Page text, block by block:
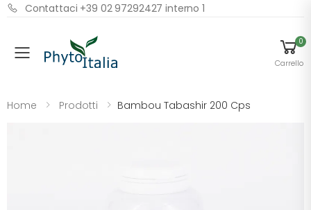
Contattaci +39 02 97292427 interno 1
Menu
0
Carrello
Home Prodotti Bambou Tabashir 200 Cps